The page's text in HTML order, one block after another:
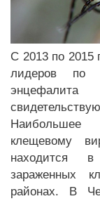
С 2013 по 2015
лидеров по
клещевому
находится
зараженных
районах. В